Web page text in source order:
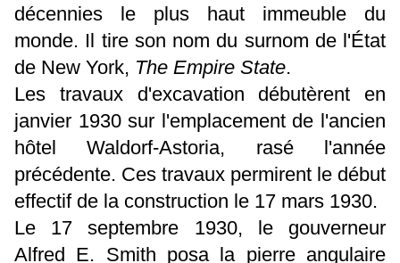
décennies le plus haut immeuble du
monde. Il tire son nom du surnom de l'État
de New York, The Empire State.
Les travaux d'excavation débutèrent en
janvier 1930 sur l'emplacement de l'ancien
hôtel Waldorf-Astoria, rasé l'année
précédente. Ces travaux permirent le début
effectif de la construction le 17 mars 1930.
Le 17 septembre 1930, le gouverneur
Alfred E. Smith posa la pierre angulaire